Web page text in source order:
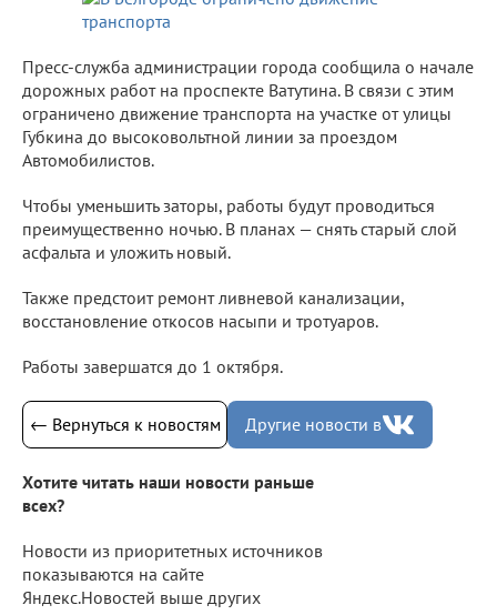
Пресс-служба администрации города сообщила о начале
дорожных работ на проспекте Ватутина. В связи с этим
ограничено движение транспорта на участке от улицы
Губкина до высоковольтной линии за проездом
Автомобилистов.
Чтобы уменьшить заторы, работы будут проводиться
преимущественно ночью. В планах — снять старый слой
асфальта и уложить новый.
Также предстоит ремонт ливневой канализации,
восстановление откосов насыпи и тротуаров.
Работы завершатся до 1 октября.
← Вернуться к новостям Другие новости в
Хотите читать наши новости раньше
всех?
Новости из приоритетных источников
показываются на сайте
Яндекс.Новостей выше других